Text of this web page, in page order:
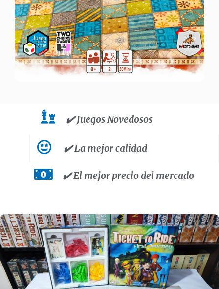
✔️ Juegos Novedosos
✔️ La mejor calidad
✔️ El mejor precio del mercado